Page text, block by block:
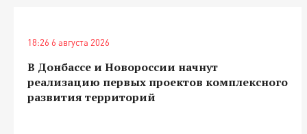
18:26 6 августа 2026
В Донбассе и Новороссии начнут
реализацию первых проектов комплексного
развития территорий